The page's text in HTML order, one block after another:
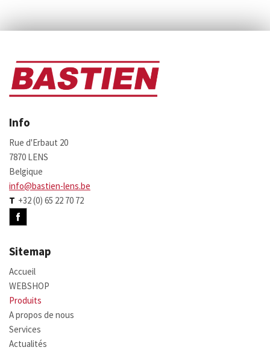
Info
Rue d'Erbaut 20
7870 LENS
Belgique
info@bastien-lens.be
T +32 (0) 65 22 70 72
Sitemap
Accueil
WEBSHOP
Produits
A propos de nous
Services
Actualités